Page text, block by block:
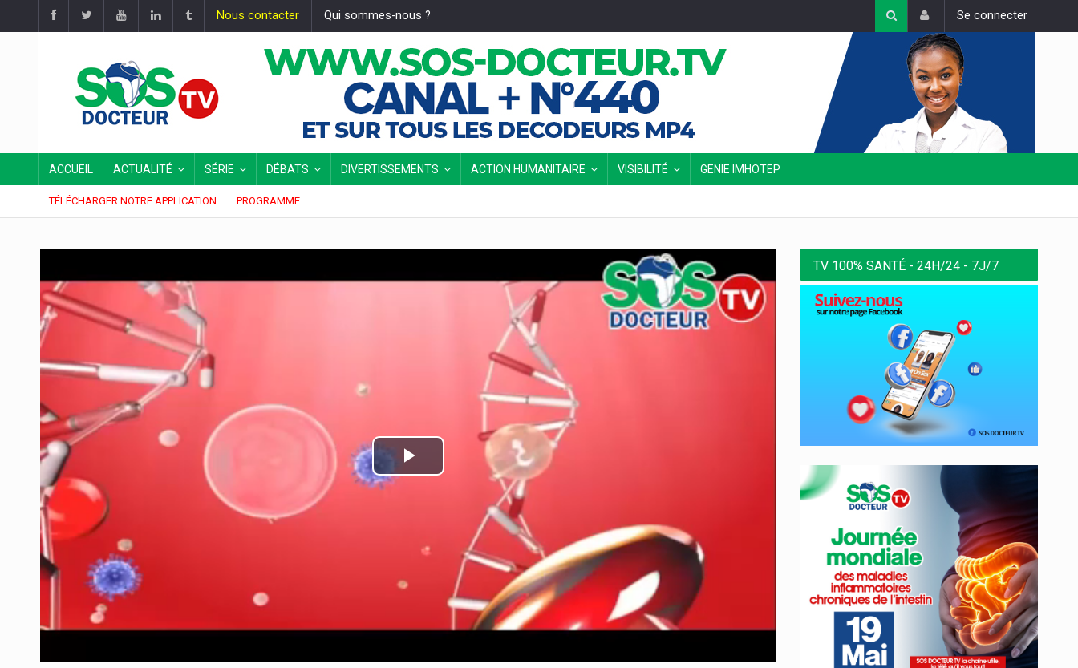
Nous contacter Qui sommes-nous ? Se connecter
ACCUEIL ACTUALITÉ SÉRIE DÉBATS DIVERTISSEMENTS ACTION HUMANITAIRE VISIBILITÉ GENIE IMHOTEP
TÉLÉCHARGER NOTRE APPLICATION PROGRAMME
Play
TV 100% SANTÉ - 24H/24 - 7J/7